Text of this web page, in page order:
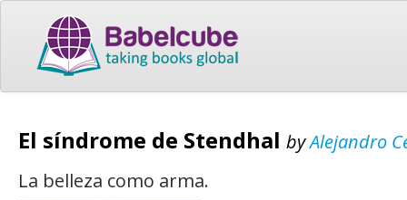
El síndrome de Stendhal byAlejandro
La belleza como arma.